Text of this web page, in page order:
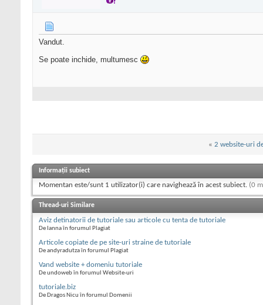
Vandut.
Se poate inchide, multumesc
« 2 website-uri
Informații subiect
Momentan este/sunt 1 utilizator(i) care navighează în acest subiect. (0
Thread-uri Similare
Aviz detinatorii de tutoriale sau articole cu tenta de tutoriale
De Ianna în forumul Plagiat
Articole copiate de pe site-uri straine de tutoriale
De andyradutza în forumul Plagiat
Vand website + domeniu tutoriale
De undoweb în forumul Website-uri
tutoriale.biz
De Dragos Nicu în forumul Domenii